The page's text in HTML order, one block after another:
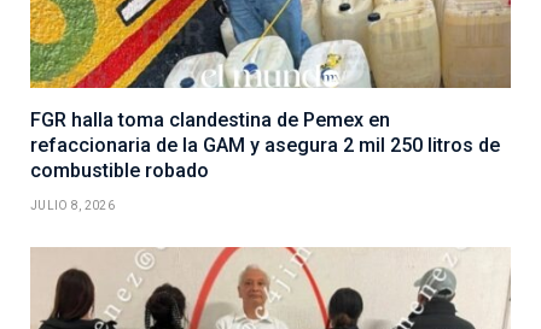
FGR halla toma clandestina de Pemex en
refaccionaria de la GAM y asegura 2 mil 250 litros de
combustible robado
JULIO 8, 2026